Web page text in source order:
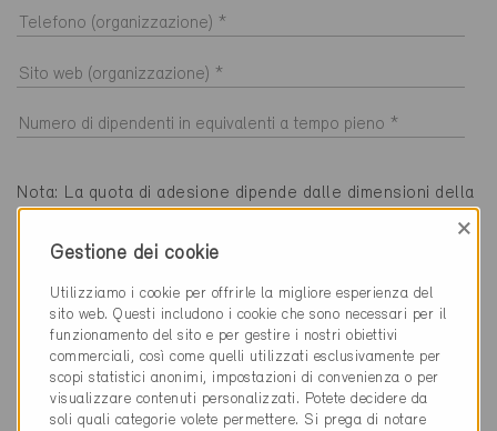
Nota: La quota di adesione dipende dalle dimensioni della
tua organizzazione. Ulteriori informazioni sui prezzi sono
disponibili
Persona di contatto
Titolo *
Gestione dei cookie
×
Utilizziamo i cookie per offrirle la migliore esperienza del
sito web. Questi includono i cookie che sono necessari per il
funzionamento del sito e per gestire i nostri obiettivi
commerciali, così come quelli utilizzati esclusivamente per
scopi statistici anonimi, impostazioni di convenienza o per
visualizzare contenuti personalizzati. Potete decidere da
soli quali categorie volete permettere. Si prega di notare